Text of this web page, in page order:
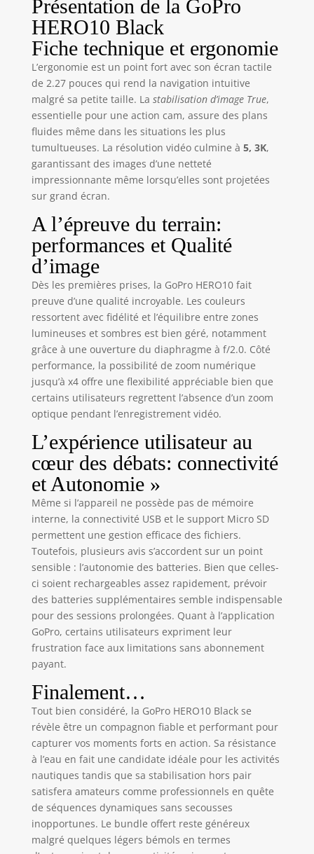
une fréquence
d’images
multipliée par
deux pour des
images
incroyablement
fluides. Conçu
spécifiquement
pour cette caméra
GoPro très
ambitieuse, le «
système sur puce »
GP2 est de loin le
nous ayons jamais
conçu. Photos et
vidéos haute
d’images élevée:
Passez à la caméra
GoPro la plus
précise jamais
conçue. Optimisée
pour des photos
de 23 MP et une
résolution vidéo de
5.3K à 60 ips,
fréquence d’image
deux pour des
incroyablement
fluides. Avec, en
plus, le ralenti x8 à
2.7K et la
possibilité de
mettre en pause
des vidéos et
d’extraire des
photos de 15,8 MP
incroyables à
partir de vidéos
Prenez des photos
avec des détails
précis, des
textures réalistes
et un contraste
saisissant, même
quand la
luminosité est
faible. Les images
sont d’une qualité
exceptionnelle
Présentation de la GoPro
HERO10 Black
Fiche technique et ergonomie
L’ergonomie est un point fort avec son écran tactile
de 2.27 pouces qui rend la navigation intuitive
malgré sa petite taille. La stabilisation d’image True,
essentielle pour une action cam, assure des plans
fluides même dans les situations les plus
tumultueuses. La résolution vidéo culmine à 5, 3K,
garantissant des images d’une netteté
impressionnante même lorsqu’elles sont projetées
sur grand écran.
A l’épreuve du terrain:
performances et Qualité
d’image
Dès les premières prises, la GoPro HERO10 fait
preuve d’une qualité incroyable. Les couleurs
ressortent avec fidélité et l’équilibre entre zones
lumineuses et sombres est bien géré, notamment
grâce à une ouverture du diaphragme à f/2.0. Côté
performance, la possibilité de zoom numérique
jusqu’à x4 offre une flexibilité appréciable bien que
certains utilisateurs regrettent l’absence d’un zoom
optique pendant l’enregistrement vidéo.
L’expérience utilisateur au
cœur des débats: connectivité
et Autonomie »
Même si l’appareil ne possède pas de mémoire
interne, la connectivité USB et le support Micro SD
permettent une gestion efficace des fichiers.
Toutefois, plusieurs avis s’accordent sur un point
sensible : l’autonomie des batteries. Bien que celles-
ci soient rechargeables assez rapidement, prévoir
des batteries supplémentaires semble indispensable
pour des sessions prolongées. Quant à l’application
GoPro, certains utilisateurs expriment leur
frustration face aux limitations sans abonnement
payant.
Finalement…
Tout bien considéré, la GoPro HERO10 Black se
révèle être un compagnon fiable et performant pour
capturer vos moments forts en action. Sa résistance
à l’eau en fait une candidate idéale pour les activités
nautiques tandis que sa stabilisation hors pair
satisfera amateurs comme professionnels en quête
de séquences dynamiques sans secousses
inopportunes. Le bundle offert reste généreux
malgré quelques légers bémols en termes